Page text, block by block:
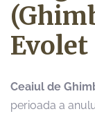
Evolet
Ceaiul de
perioada a